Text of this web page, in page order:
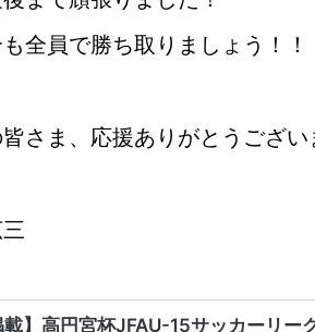
全員で勝ち取りましょう！！
さま、応援ありがとうござい